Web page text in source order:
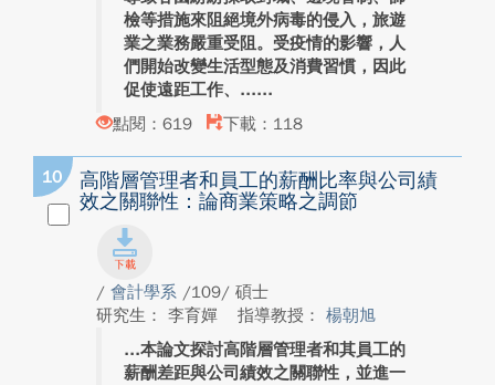
檢等措施來阻絕境外病毒的侵入，旅遊
業之業務嚴重受阻。受疫情的影響，人
們開始改變生活型態及消費習慣，因此
促使遠距工作、...
點閱：619
下載：118
10
高階層管理者和員工的薪酬比率與公司績
效之關聯性：論商業策略之調節
/ 會計學系 /109/ 碩士
研究生： 李育嬋
指導教授： 楊朝旭
本論文探討高階層管理者和其員工的
薪酬差距與公司績效之關聯性，並進一